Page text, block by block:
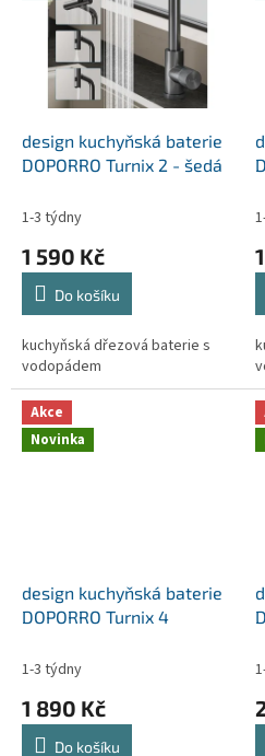
design kuchyňská baterie
DOPORRO Turnix 2 - šedá
1-3 týdny
1 590 Kč
Do košíku
kuchyňská dřezová baterie s
vodopádem
Akce
Novinka
design kuchyňská baterie
DOPORRO Turnix 4
1-3 týdny
1 890 Kč
Do košíku